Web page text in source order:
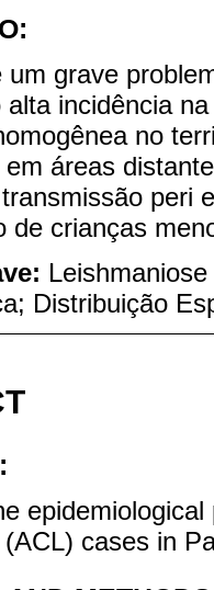
um grave
alta incidência
no
áreas
peri
de crianças
Distribuição
cases in